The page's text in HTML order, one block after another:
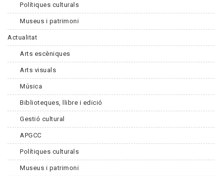
Polítiques culturals
Museus i patrimoni
Actualitat
Arts escèniques
Arts visuals
Música
Biblioteques, llibre i edició
Gestió cultural
APGCC
Polítiques culturals
Museus i patrimoni